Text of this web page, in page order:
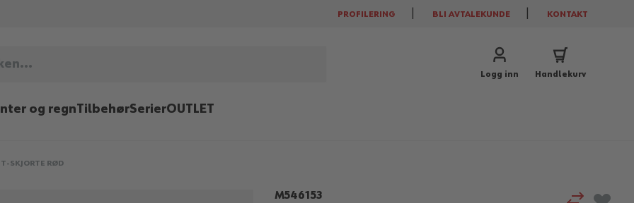
PROFILERING BLI AVTALEKUNDE KONTAKT
Logg inn Handlekurv
og regnTilbehørSerierOUTLET
T-SKJORTE RØD
M546153